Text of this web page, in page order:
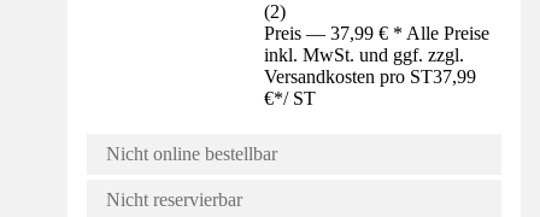
(2)
Preis — 37,99 € * Alle Preise
inkl. MwSt. und ggf. zzgl.
Versandkosten pro ST37,99
€*/ ST
Nicht online bestellbar
Nicht reservierbar